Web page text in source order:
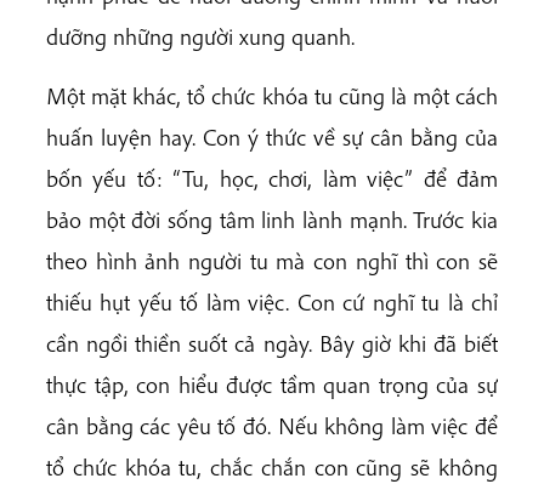
dưỡng những người xung quanh.
Một mặt khác, tổ chức khóa tu cũng là một cách
huấn luyện hay. Con ý thức về sự cân bằng của
bốn yếu tố: “Tu, học, chơi, làm việc” để đảm
bảo một đời sống tâm linh lành mạnh. Trước kia
theo hình ảnh người tu mà con nghĩ thì con sẽ
thiếu hụt yếu tố làm việc. Con cứ nghĩ tu là chỉ
cần ngồi thiền suốt cả ngày. Bây giờ khi đã biết
thực tập, con hiểu được tầm quan trọng của sự
cân bằng các yêu tố đó. Nếu không làm việc để
tổ chức khóa tu, chắc chắn con cũng sẽ không